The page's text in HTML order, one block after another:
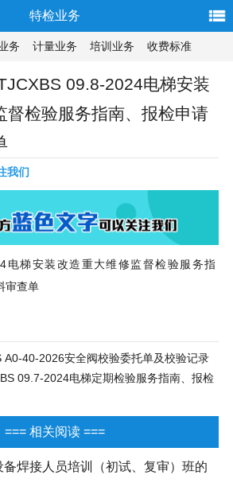
特检业务
务 计量业务 培训业务 收费标准
09.8-2024电梯安装
督检验服务指南、报检申请
我们
电梯安装改造重大维修监督检验服务指
审查单
A0-40-2026安全阀校验委托单及校验记录
09.7-2024电梯定期检验服务指南、报检
=== 相关阅读 ===
焊接人员培训（初试、复审）班的